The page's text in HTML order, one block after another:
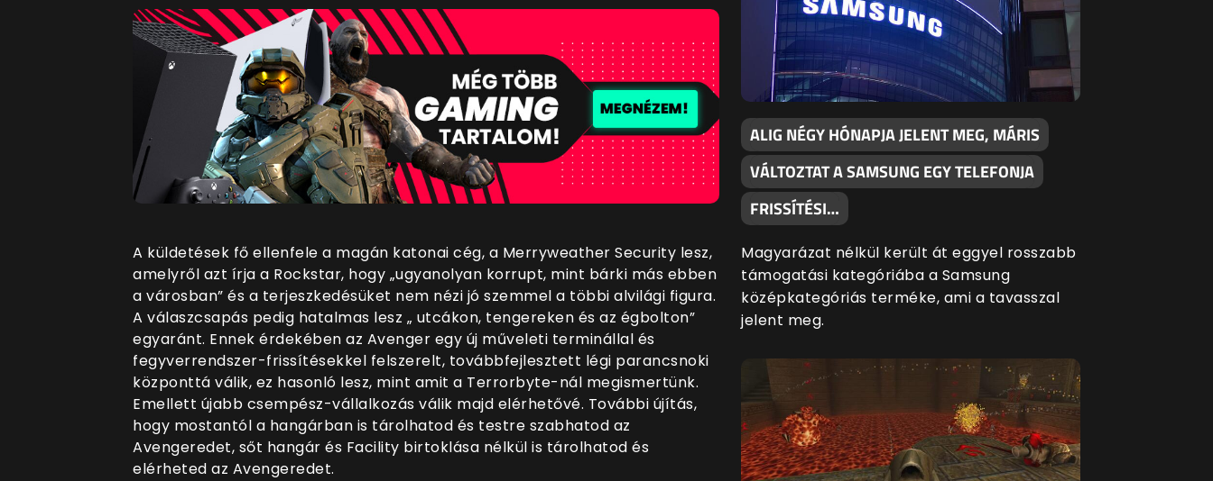
A küldetések fő ellenfele a magán katonai cég, a Merryweather Security lesz,
amelyről azt írja a Rockstar, hogy „ugyanolyan korrupt, mint bárki más ebben
a városban” és a terjeszkedésüket nem nézi jó szemmel a többi alvilági figura.
A válaszcsapás pedig hatalmas lesz „ utcákon, tengereken és az égbolton”
egyaránt. Ennek érdekében az Avenger egy új műveleti terminállal és
fegyverrendszer-frissítésekkel felszerelt, továbbfejlesztett légi parancsnoki
központtá válik, ez hasonló lesz, mint amit a Terrorbyte-nál megismertünk.
Emellett újabb csempész-vállalkozás válik majd elérhetővé. További újítás,
hogy mostantól a hangárban is tárolhatod és testre szabhatod az
Avengeredet, sőt hangár és Facility birtoklása nélkül is tárolhatod és
elérheted az Avengeredet.
ALIG NÉGY HÓNAPJA JELENT MEG, MÁRIS
VÁLTOZTAT A SAMSUNG EGY TELEFONJA
FRISSÍTÉSI…
Magyarázat nélkül került át eggyel rosszabb
támogatási kategóriába a Samsung
középkategóriás terméke, ami a tavasszal
jelent meg.